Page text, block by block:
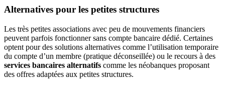
Alternatives pour les petites structures
Les très petites associations avec peu de mouvements financiers
peuvent parfois fonctionner sans compte bancaire dédié. Certaines
optent pour des solutions alternatives comme l’utilisation temporaire
du compte d’un membre (pratique déconseillée) ou le recours à des
services bancaires alternatifs comme les néobanques proposant
des offres adaptées aux petites structures.